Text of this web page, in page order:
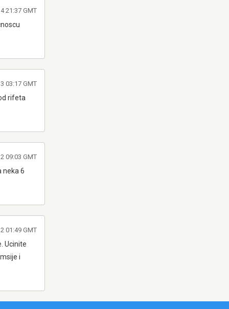
21:37 GMT
rifeta
03:17 GMT
neka 6
09:03 GMT
Ucinite
i
01:49 GMT